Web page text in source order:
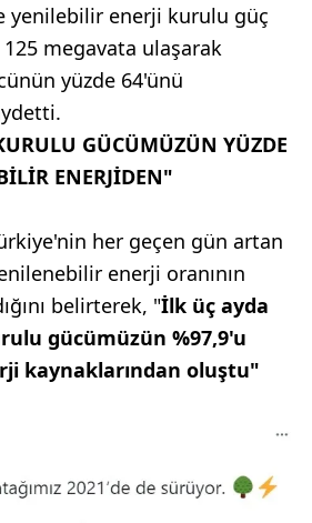
yenilebilir enerji kurulu güç
megavata ulaşarak
yüzde 64'ünü
GÜCÜMÜZÜN YÜZDE
ENERJİDEN"
her geçen gün artan
enerji oranının
belirterek, "İlk üç ayda
gücümüzün %97,9'u
kaynaklarından oluştu"